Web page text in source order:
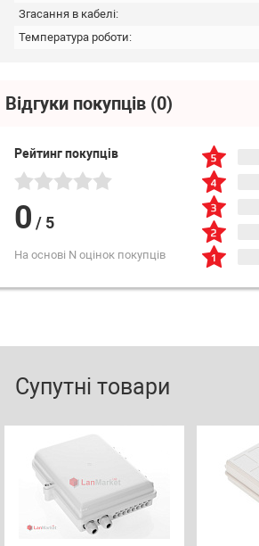
Згасання в кабелі:
Температура роботи:
Відгуки покупців (0)
Рейтинг покупців
0 / 5
На основі N оцінок покупців
Супутні товари